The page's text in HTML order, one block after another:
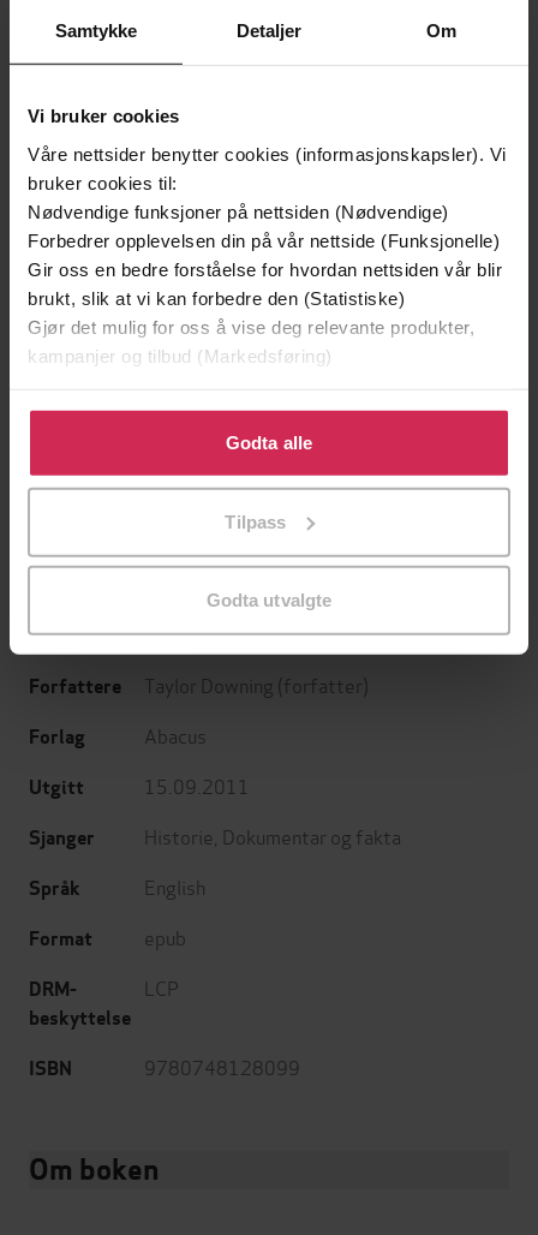
Samtykke Detaljer Om
Vi bruker cookies
Våre nettsider benytter cookies (informasjonskapsler). Vi
bruker cookies til:
Nødvendige funksjoner på nettsiden (Nødvendige)
Forbedrer opplevelsen din på vår nettside (Funksjonelle)
Gir oss en bedre forståelse for hvordan nettsiden vår blir
brukt, slik at vi kan forbedre den (Statistiske)
Gjør det mulig for oss å vise deg relevante produkter,
kampanjer og tilbud (Markedsføring)
Klikk på «Godta alle» for å gi oss ditt samtykke til å
bruke cookies for alle disse formålene. Du kan også
tilpasse ditt samtykke til spesifikke formål ved å klikke
Godta alle
Tilpass
Godta utvalgte
Premium
Minnesota
EBOK
Premium
Utskudd
EBOK
The Secret Battle for Aerial Intelligence
during World War II
Forfattere Taylor Downing (forfatter)
Forlag Abacus
Utgitt 15.09.2011
Sjanger Historie Dokumentar og fakta
Språk English
Format epub
DRM-
beskyttelse
LCP
ISBN 9780748128099
Om boken